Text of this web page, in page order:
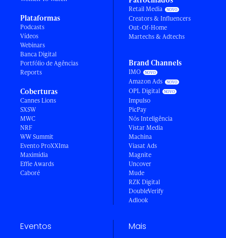
Plataformas
Podcasts
Vídeos
Webinars
Banca Digital
Portfólio de Agências
Reports
Coberturas
Cannes Lions
SXSW
MWC
NRF
WW Summit
Evento ProXXIma
Maximídia
Effie Awards
Caboré
Retail Media
Creators & Influencers
Out-Of-Home
Martechs & Adtechs
Brand Channels
IMO
Amazon Ads
OPL Digital
Impulso
PicPay
Nós Inteligência
Vistar Media
Machina
Viasat Ads
Magnite
Uncover
Mude
RZK Digital
DoubleVerify
Adlook
Eventos Mais